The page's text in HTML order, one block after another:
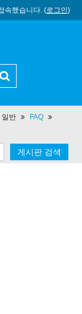
속했습니다. (로그인)
일반
FAQ